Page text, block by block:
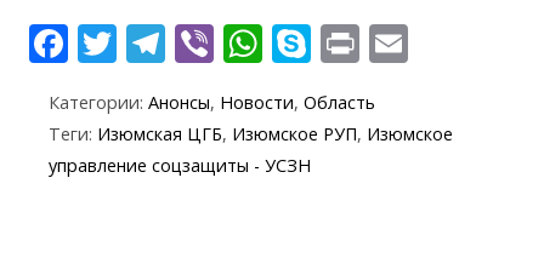
F
e
b
T
itt
er
T
e
gr
Vi
er
W
at
s
S
k
y
Pr
t ai
Категории: Анонсы, Новости, Область
Теги: Изюмская ЦГБ, Изюмское РУП, Изюмское
управление соцзащиты - УСЗН